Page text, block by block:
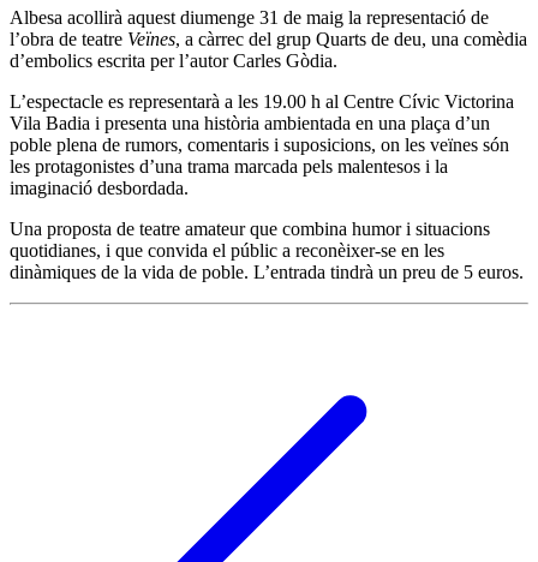
Albesa acollirà aquest diumenge 31 de maig la representació de
l’obra de teatre Veïnes, a càrrec del grup Quarts de deu, una comèdia
d’embolics escrita per l’autor Carles Gòdia.
L’espectacle es representarà a les 19.00 h al Centre Cívic Victorina
Vila Badia i presenta una història ambientada en una plaça d’un
poble plena de rumors, comentaris i suposicions, on les veïnes són
les protagonistes d’una trama marcada pels malentesos i la
imaginació desbordada.
Una proposta de teatre amateur que combina humor i situacions
quotidianes, i que convida el públic a reconèixer-se en les
dinàmiques de la vida de poble. L’entrada tindrà un preu de 5 euros.